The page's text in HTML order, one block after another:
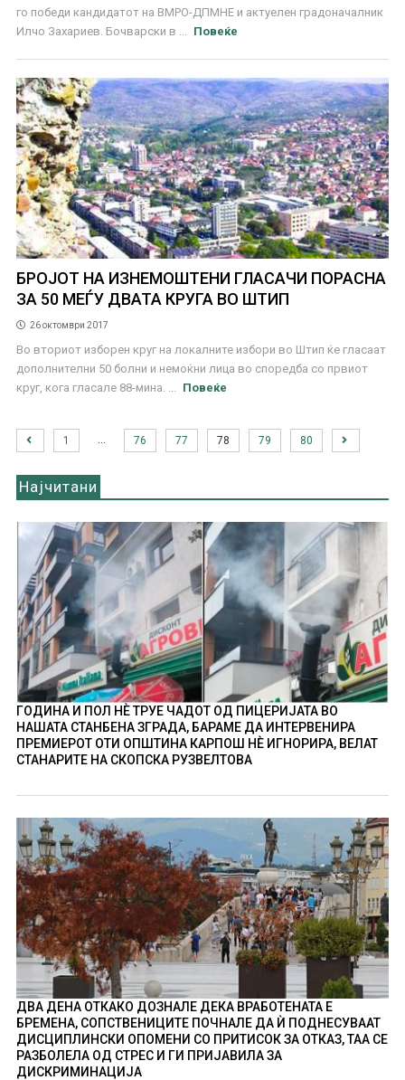
го победи кандидатот на ВМРО-ДПМНЕ и актуелен градоначалник
Илчо Захариев. Бочварски в ...
Повеќе
БРОЈОТ НА ИЗНЕМОШТЕНИ ГЛАСАЧИ ПОРАСНА
ЗА 50 МЕЃУ ДВАТА КРУГА ВО ШТИП
26 октомври 2017
Во вториот изборен круг на локалните избори во Штип ќе гласаат
дополнителни 50 болни и немоќни лица во споредба со првиот
круг, кога гласале 88-мина. ...
Повеќе
1 76 77 78 79 80
Најчитани
ГОДИНА И ПОЛ НÈ ТРУЕ ЧАДОТ ОД ПИЦЕРИЈАТА ВО
НАШАТА СТАНБЕНА ЗГРАДА, БАРАМЕ ДА ИНТЕРВЕНИРА
ПРЕМИЕРОТ ОТИ ОПШТИНА КАРПОШ НÈ ИГНОРИРА, ВЕЛАТ
СТАНАРИТЕ НА СКОПСКА РУЗВЕЛТОВА
ДВА ДЕНА ОТКАКО ДОЗНАЛЕ ДЕКА ВРАБОТЕНАТА Е
БРЕМЕНА, СОПСТВЕНИЦИТЕ ПОЧНАЛЕ ДА Ѝ ПОДНЕСУВААТ
ДИСЦИПЛИНСКИ ОПОМЕНИ СО ПРИТИСОК ЗА ОТКАЗ, ТАА СЕ
РАЗБОЛЕЛА ОД СТРЕС И ГИ ПРИЈАВИЛА ЗА
ДИСКРИМИНАЦИЈА